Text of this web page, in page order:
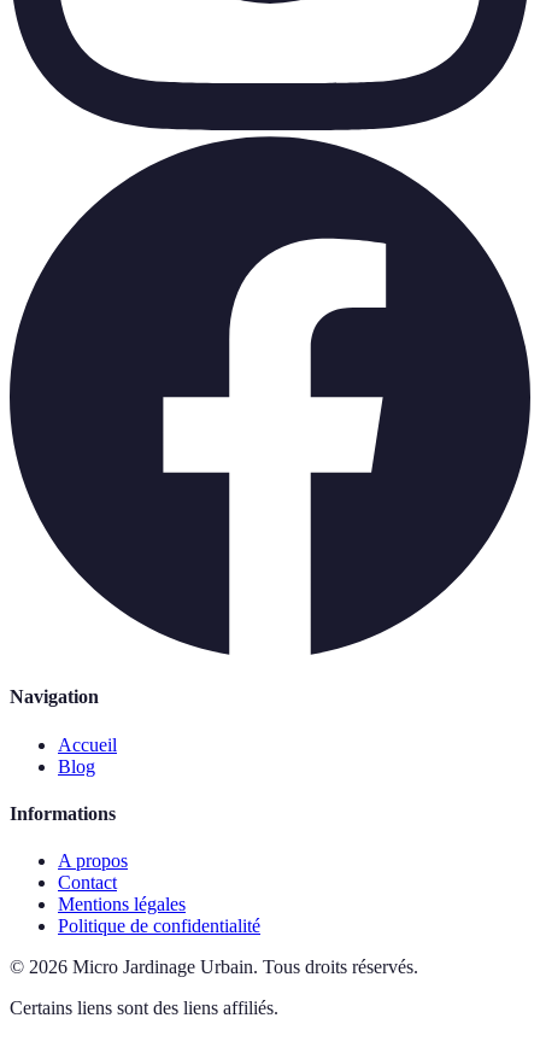
Navigation
Accueil
Blog
Informations
A propos
Contact
Mentions légales
Politique de confidentialité
© 2026 Micro Jardinage Urbain. Tous droits réservés.
Certains liens sont des liens affiliés.